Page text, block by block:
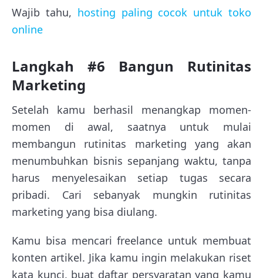
Wajib tahu, hosting paling cocok untuk toko
online
Langkah #6 Bangun Rutinitas
Marketing
Setelah kamu berhasil menangkap momen-
momen di awal, saatnya untuk mulai
membangun rutinitas marketing yang akan
menumbuhkan bisnis sepanjang waktu, tanpa
harus menyelesaikan setiap tugas secara
pribadi. Cari sebanyak mungkin rutinitas
marketing yang bisa diulang.
Kamu bisa mencari freelance untuk membuat
konten artikel. Jika kamu ingin melakukan riset
kata kunci, buat daftar persyaratan yang kamu